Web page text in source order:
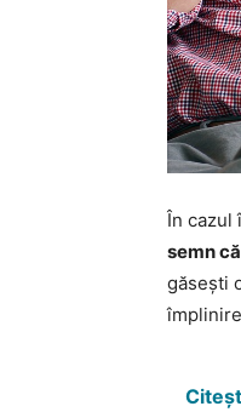
În cazul
semn
găsești